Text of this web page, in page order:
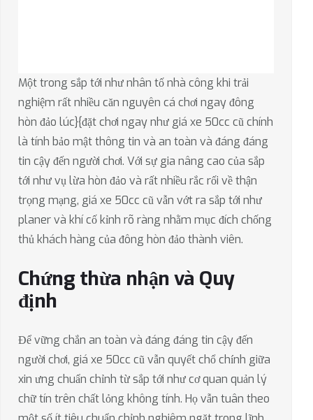
Một trong sắp tới như nhân tố nhà công khi trải
nghiệm rất nhiều căn nguyên cá chơi ngay đông
hòn đảo lúc}{đặt chơi ngay như giá xe 50cc cũ chính
là tính bảo mật thông tin và an toàn và đáng đáng
tin cậy đến người chơi. Với sự gia nâng cao của sắp
tới như vụ lừa hòn đảo và rất nhiều rắc rối về thận
trọng mạng, giá xe 50cc cũ vẫn vớt ra sắp tới như
planer và khí cố kỉnh rõ ràng nhằm mục đích chống
thủ khách hàng của đông hòn đảo thành viên.
Chứng thừa nhận và Quy
định
Để vững chắn an toàn và đáng đáng tin cậy đến
người chơi, giá xe 50cc cũ vẫn quyết chổ chính giữa
xin ưng chuẩn chỉnh từ sắp tới như cơ quan quản lý
chữ tín trên chất lỏng không tính. Họ vẫn tuân theo